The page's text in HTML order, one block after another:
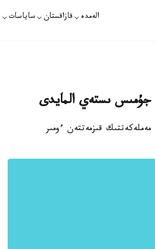
الەمدە قازاقستان ساياسات
شەنەۋنىك مەملەكەتتىك قىزمەتتەن ءومىر